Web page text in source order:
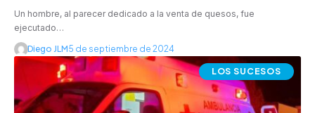
Un hombre, al parecer dedicado a la venta de quesos, fue
ejecutado…
Diego JLM5 de septiembre de 2024
LOS SUCESOS